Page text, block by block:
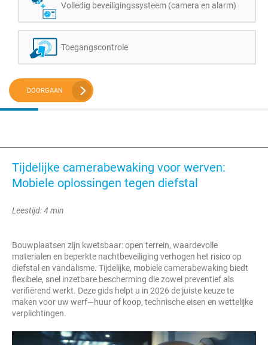
Volledig beveiligingssysteem (camera en alarm)
Toegangscontrole
DOORGAAN
Tijdelijke camerabewaking voor werven:
Mobiele oplossingen tegen diefstal
Leestijd: 4 min
Bouwplaatsen zijn kwetsbaar: open terrein, waardevolle
materialen en beperkte nachtbeveiliging verhogen het risico op
diefstal en vandalisme. Tijdelijke, mobiele camerabewaking biedt
flexibele, snel inzetbare bescherming die zowel preventief als
verifiërend werkt. Deze gids helpt u in 2026 de juiste keuze te
maken voor uw werf—huur of koop, technische eisen en wettelijke
verplichtingen.